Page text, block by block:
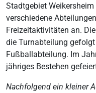
Stadtgebiet
verschiedene
Freizeitaktivitäten an.
die Turnabteilung
Fußballabteilung. Im
jähriges Bestehen
Nachfolgend ein kleiner